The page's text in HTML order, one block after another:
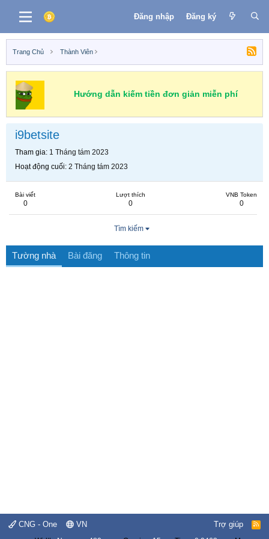
Đăng nhập Đăng ký
Trang Chủ Thành Viên
Hướng dẫn kiếm tiền đơn giản miễn phí
i9betsite
Tham gia 1 Tháng tám 2023
Hoạt động cuối 2 Tháng tám 2023
Bài viết
0
Lượt thích
0
VNB Token
0
Tìm kiếm
Tường nhà Bài đăng Thông tin
CNG - One VN Trợ giúp
R